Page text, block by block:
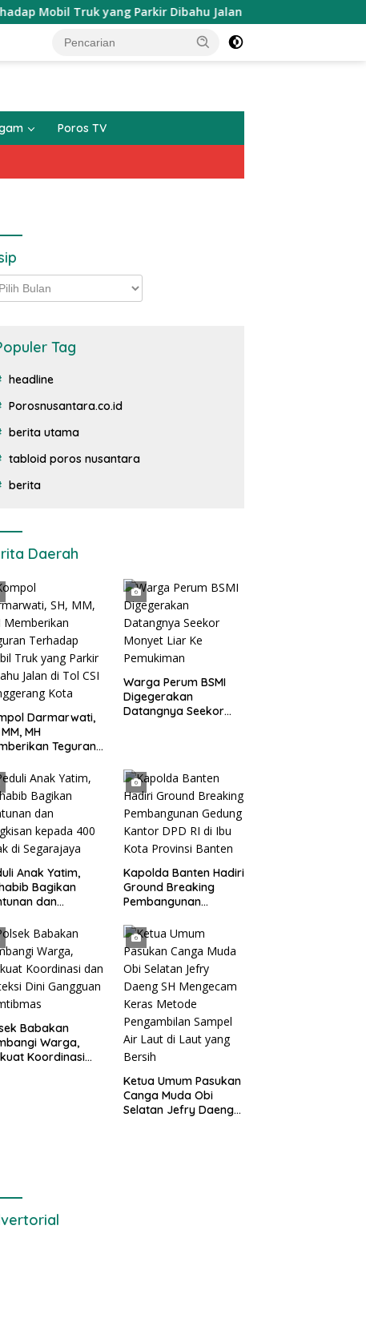
Truk yang Parkir Dibahu Jalan di Tol CSI Tanggerang Kota
Poros TV
penyaluran BLT – DD kemiskinan ( Ekstrim )
Tag
headline
Porosnusantara.co.id
berita utama
tabloid poros nusantara
berita
Daerah
Darmarwati,
MH
Teguran
Parkir Dibahu
di Tol CSI
Kota
Warga Perum BSMI
Digegerakan
Datangnya Seekor
Anak Yatim,
Bagikan
dan
di Segarajaya
Kapolda Banten Hadiri
Ground Breaking
Pembangunan
di Ibu Kota Provinsi
Banten
Babakan
Warga,
Koordinasi
Ketua Umum Pasukan
Canga Muda Obi
Selatan Jefry Daeng